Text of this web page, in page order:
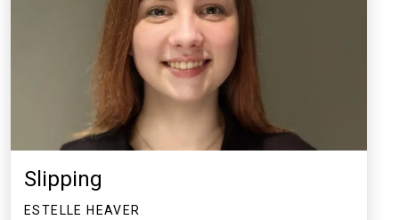
Slipping
ESTELLE HEAVER